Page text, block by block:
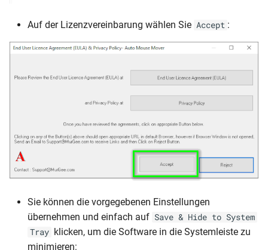
Auf der Lizenzvereinbarung wählen Sie Accept :
Sie können die vorgegebenen Einstellungen
übernehmen und einfach auf Save & Hide to System
Tray klicken, um die Software in die Systemleiste zu
minimieren: